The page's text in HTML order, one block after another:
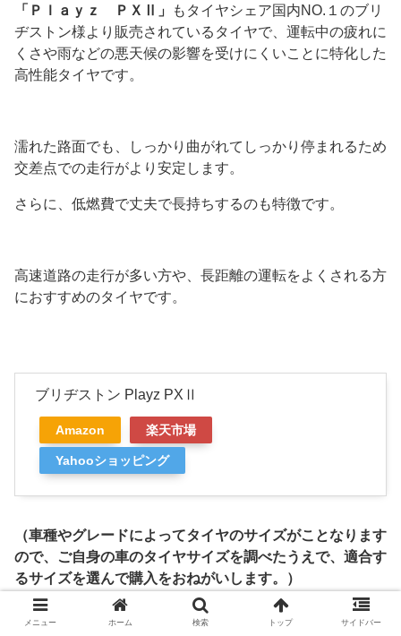
「Ｐｌａｙｚ ＰＸⅡ」
もタイヤシェア国内NO.１のブリ
ヂストン様より販売されているタイヤで、運転中の疲れに
くさや雨などの悪天候の影響を受けにくいことに特化した
高性能タイヤです。
濡れた路面でも、しっかり曲がれてしっかり停まれるため
交差点での走行がより安定します。
さらに、低燃費で丈夫で長持ちするのも特徴です。
高速道路の走行が多い方や、長距離の運転をよくされる方
におすすめのタイヤです。
ブリヂストン Playz PXⅡ
Amazon 楽天市場
Yahooショッピング
（車種やグレードによってタイヤのサイズがことなります
ので、ご自身の車のタイヤサイズを調べたうえで、適合す
るサイズを選んで購入をおねがいします。）
メニュー ホーム 検索 トップ サイドバー